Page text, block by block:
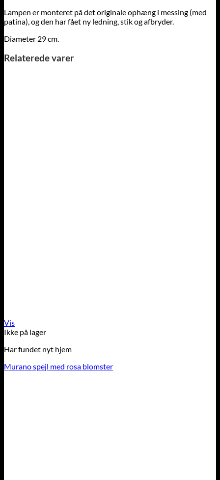
Lampen er monteret på det originale ophæng i messing (med
patina), og den har fået ny ledning, stik og afbryder.
Diameter 29 cm.
Relaterede varer
Vis
Ikke på lager
Har fundet nyt hjem
Murano spejl med rosa blomster